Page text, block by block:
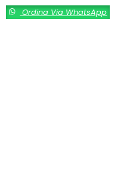
Ordina Via WhatsApp